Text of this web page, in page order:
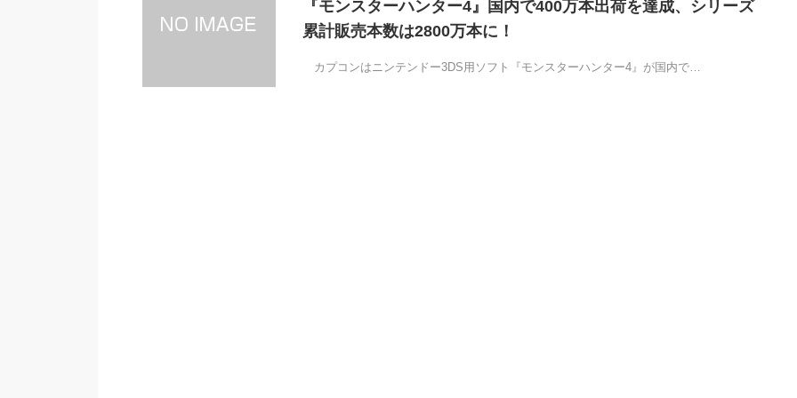
『モンスターハンター4』国内で400万本出荷を達成、シリーズ
累計販売本数は2800万本に！
カプコンはニンテンドー3DS用ソフト『モンスターハンター4』が国内で…